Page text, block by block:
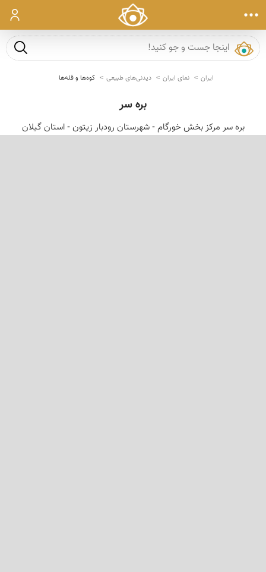
ورود
جست و
ایران نمای ایران دیدنی‌های طبیعی کوه‌ها و قله‌ها
بره سر
بره سر مركز بخش خورگام - شهرستان رودبار زیتون - استان گیلان